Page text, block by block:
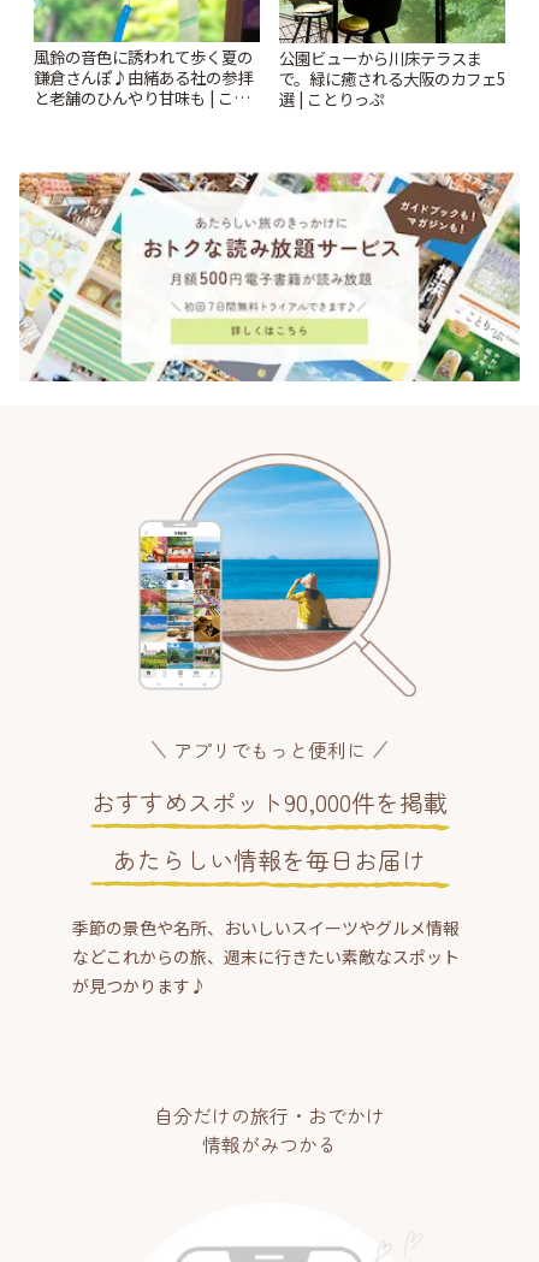
風鈴の音色に誘われて歩く夏の
鎌倉さんぽ♪由緒ある社の参拝
と老舗のひんやり甘味も | こと
公園ビューから川床テラスま
で。緑に癒される大阪のカフェ5
選 | ことりっぷ
アプリでもっと便利に
おすすめスポット90,000件を掲載
あたらしい情報を毎日お届け
季節の景色や名所、おいしいスイーツやグルメ情報
などこれからの旅、週末に行きたい素敵なスポット
が見つかります♪
自分だけの旅行・おでかけ
情報がみつかる